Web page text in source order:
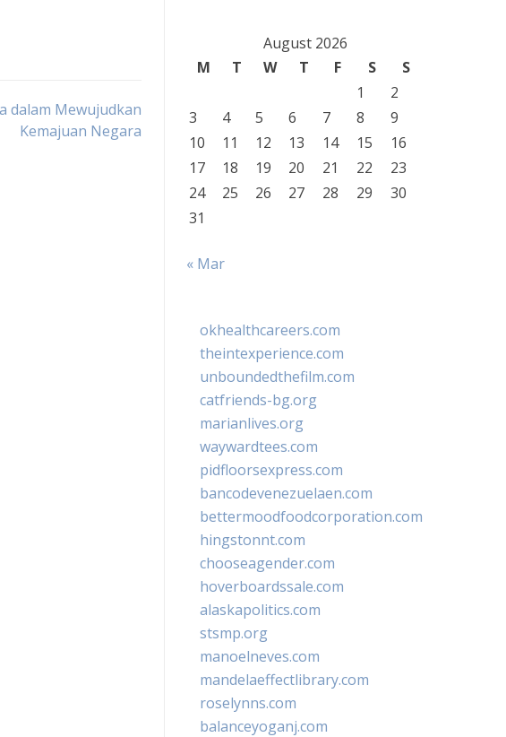
dalam Mewujudkan
Kemajuan Negara
August 2026
M
T W T F S
S
1
2
3
4 5 6 7 8
9
10
11 12 13 14 15
16
17
18 19 20 21 22
23
24
25 26 27 28 29
30
31
« Mar
okhealthcareers.com
theintexperience.com
unboundedthefilm.com
catfriends-bg.org
marianlives.org
waywardtees.com
pidfloorsexpress.com
bancodevenezuelaen.com
bettermoodfoodcorporation.com
hingstonnt.com
chooseagender.com
hoverboardssale.com
alaskapolitics.com
stsmp.org
manoelneves.com
mandelaeffectlibrary.com
roselynns.com
balanceyoganj.com